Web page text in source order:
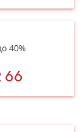
40%
66